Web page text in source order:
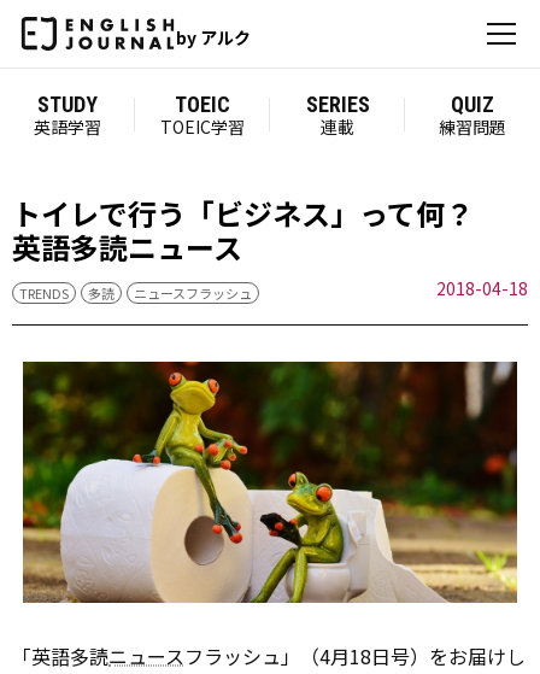
by アルク
STUDY
英語学習
TOEIC
TOEIC学習
SERIES
連載
QUIZ
練習問題
トイレで行う「ビジネス」って何？
英語多読ニュース
TRENDS 多読 ニュースフラッシュ 2018-04-18
「英語多読ニュースフラッシュ」（4月18日号）をお届けし